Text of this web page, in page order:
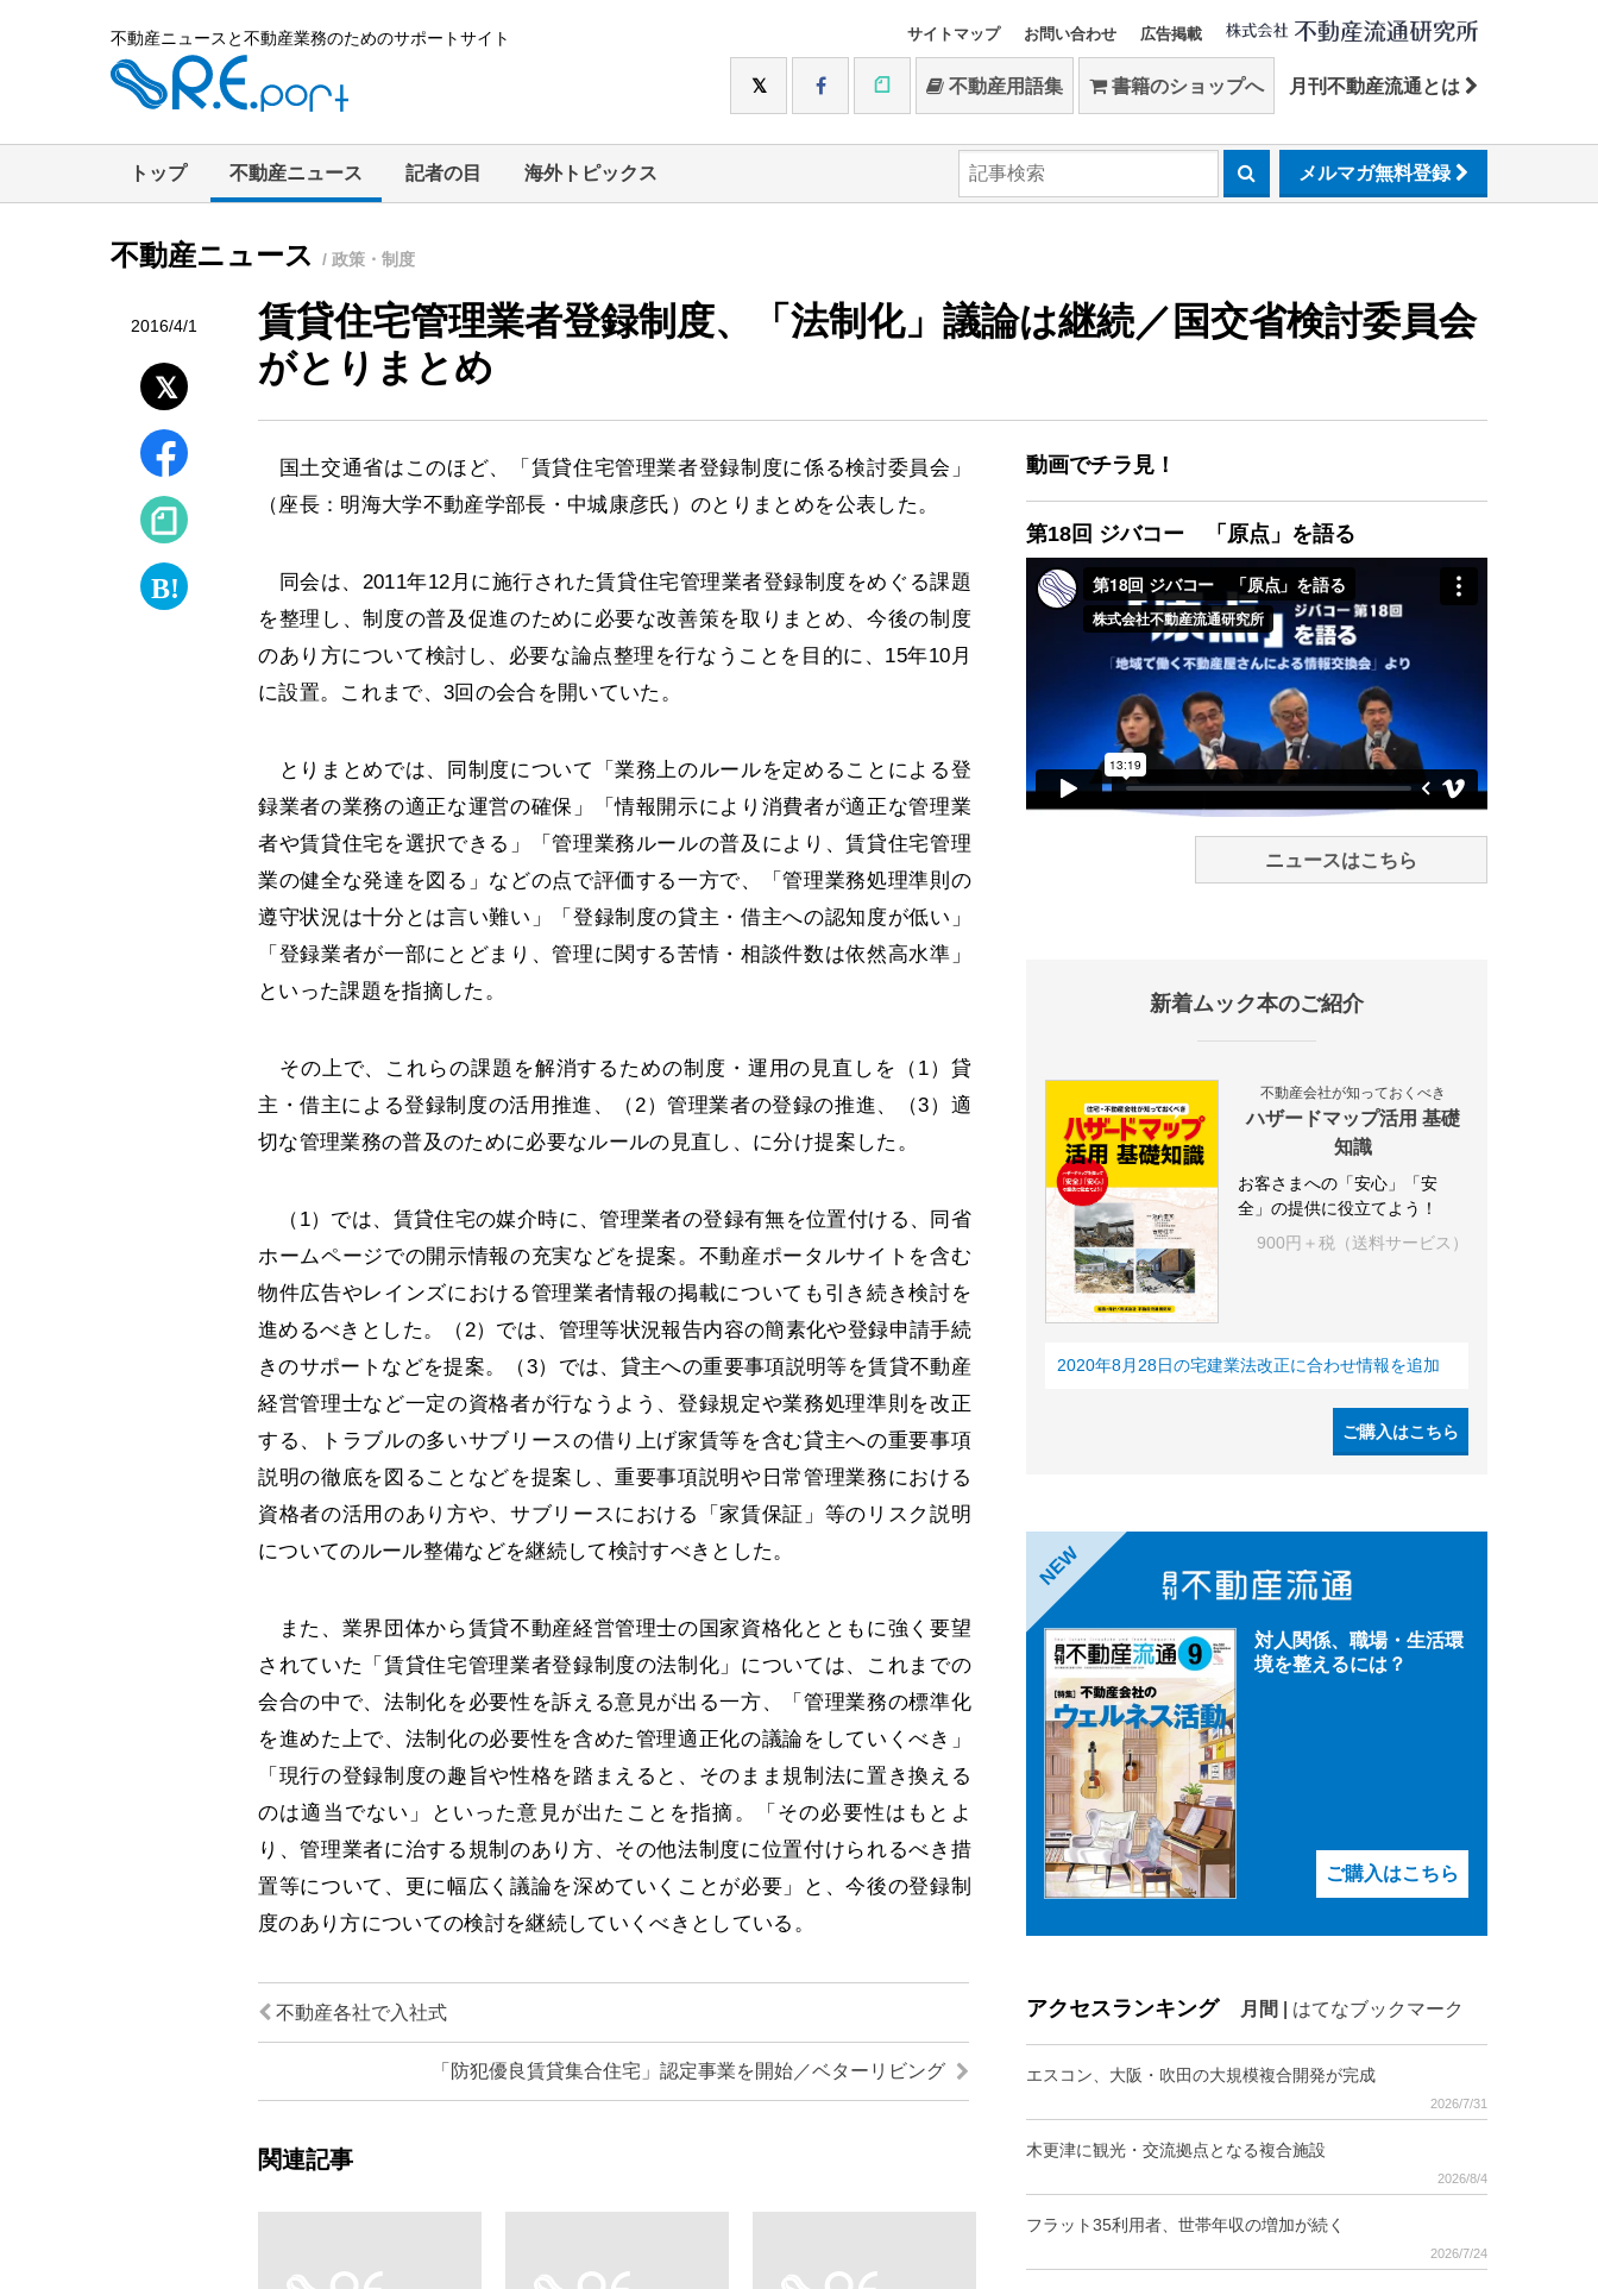
不動産ニュースと不動産業務のためのサポートサイト サイトマップ お問い合わせ 広告掲載
不動産用語集 書籍のショップへ 月刊不動産流通とは
トップ 不動産ニュース 記者の目 海外トピックス メルマガ無料登録
不動産ニュース / 政策・制度
2016/4/1
賃貸住宅管理業者登録制度、「法制化」議論は継続／国交省検討委員会
がとりまとめ
国土交通省はこのほど、「賃貸住宅管理業者登録制度に係る検討委員会」
（座長：明海大学不動産学部長・中城康彦氏）のとりまとめを公表した。
同会は、2011年12月に施行された賃貸住宅管理業者登録制度をめぐる課題
を整理し、制度の普及促進のために必要な改善策を取りまとめ、今後の制度
のあり方について検討し、必要な論点整理を行なうことを目的に、15年10月
に設置。これまで、3回の会合を開いていた。
とりまとめでは、同制度について「業務上のルールを定めることによる登
録業者の業務の適正な運営の確保」「情報開示により消費者が適正な管理業
者や賃貸住宅を選択できる」「管理業務ルールの普及により、賃貸住宅管理
業の健全な発達を図る」などの点で評価する一方で、「管理業務処理準則の
遵守状況は十分とは言い難い」「登録制度の貸主・借主への認知度が低い」
「登録業者が一部にとどまり、管理に関する苦情・相談件数は依然高水準」
といった課題を指摘した。
その上で、これらの課題を解消するための制度・運用の見直しを（1）貸
主・借主による登録制度の活用推進、（2）管理業者の登録の推進、（3）適
切な管理業務の普及のために必要なルールの見直し、に分け提案した。
（1）では、賃貸住宅の媒介時に、管理業者の登録有無を位置付ける、同省
ホームページでの開示情報の充実などを提案。不動産ポータルサイトを含む
物件広告やレインズにおける管理業者情報の掲載についても引き続き検討を
進めるべきとした。（2）では、管理等状況報告内容の簡素化や登録申請手続
きのサポートなどを提案。（3）では、貸主への重要事項説明等を賃貸不動産
経営管理士など一定の資格者が行なうよう、登録規定や業務処理準則を改正
する、トラブルの多いサブリースの借り上げ家賃等を含む貸主への重要事項
説明の徹底を図ることなどを提案し、重要事項説明や日常管理業務における
資格者の活用のあり方や、サブリースにおける「家賃保証」等のリスク説明
についてのルール整備などを継続して検討すべきとした。
また、業界団体から賃貸不動産経営管理士の国家資格化とともに強く要望
されていた「賃貸住宅管理業者登録制度の法制化」については、これまでの
会合の中で、法制化を必要性を訴える意見が出る一方、「管理業務の標準化
を進めた上で、法制化の必要性を含めた管理適正化の議論をしていくべき」
「現行の登録制度の趣旨や性格を踏まえると、そのまま規制法に置き換える
のは適当でない」といった意見が出たことを指摘。「その必要性はもとよ
り、管理業者に治する規制のあり方、その他法制度に位置付けられるべき措
置等について、更に幅広く議論を深めていくことが必要」と、今後の登録制
度のあり方についての検討を継続していくべきとしている。
不動産各社で入社式
「防犯優良賃貸集合住宅」認定事業を開始／ベターリビング
関連記事
動画でチラ見！
第18回 ジバコー 「原点」を語る
ニュースはこちら
新着ムック本のご紹介
不動産会社が知っておくべき
ハザードマップ活用 基礎
知識
お客さまへの「安心」「安
全」の提供に役立てよう！
900円＋税（送料サービス）
2020年8月28日の宅建業法改正に合わせ情報を追加
ご購入はこちら
NEW
対人関係、職場・生活環
境を整えるには？
ご購入はこちら
アクセスランキング 月間 はてなブックマーク
エスコン、大阪・吹田の大規模複合開発が完成
2026/7/31
木更津に観光・交流拠点となる複合施設
2026/8/4
フラット35利用者、世帯年収の増加が続く
2026/7/24